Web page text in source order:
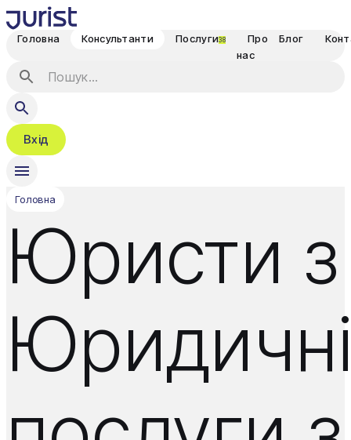
Головна Консультанти Послуги38
Про
нас
Блог
Вхід
Головна
Юристи з